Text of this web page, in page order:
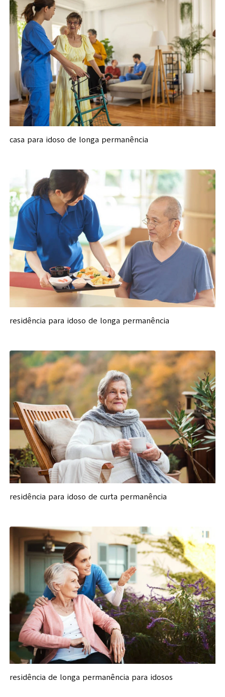
casa para idoso de longa permanência
residência para idoso de longa permanência
residência para idoso de curta permanência
residência de longa permanência para idosos